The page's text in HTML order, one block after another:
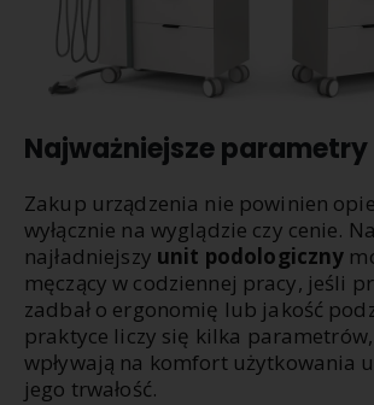
Najważniejsze parametry
Zakup urządzenia nie powinien
wyłącznie na wyglądzie czy cenie.
najładniejszy unit podologiczny
męczący w codziennej pracy, jeśli
zadbał o ergonomię lub jakość
praktyce liczy się kilka
wpływają na komfort użytkowania
jego trwałość.